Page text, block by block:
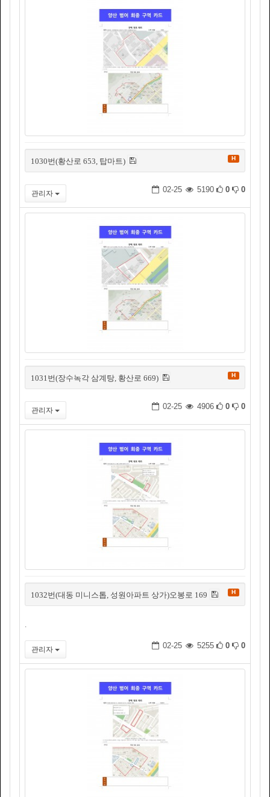
1030번(황산로 653, 탑마트) H
관리자 02-25 5190 0 0
1031번(장수녹각 삼계탕, 황산로 669) H
관리자 02-25 4906 0 0
1032번(대동 미니스톱, 성원아파트 상가)오봉로 169 H
.
관리자 02-25 5255 0 0